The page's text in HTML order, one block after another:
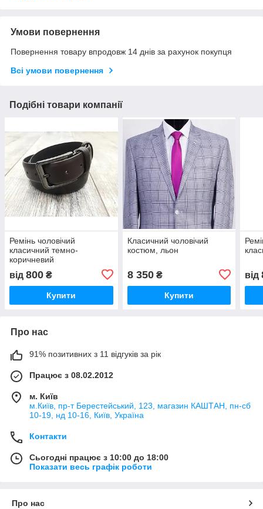
Умови повернення
Повернення товару впродовж 14 днів за рахунок покупця
Всі умови повернення
Подібні товари компанії
Ремінь чоловічий
класичний темно-
коричневий
від 800 ₴
Купити
Класичний чоловічий
костюм, льон
8 350₴
Купити
від
Про нас
91% позитивних з 11 відгуків за рік
Працює з 08.02.2012
м. Київ
м.Київ, пр-т Берестейський, 123, магазин КАШТАН, пн-сб
10-19, нд 10-16, Київ, Україна
Контакти
Сьогодні працює з 10:00 до 18:00
Показати весь графік роботи
Про нас